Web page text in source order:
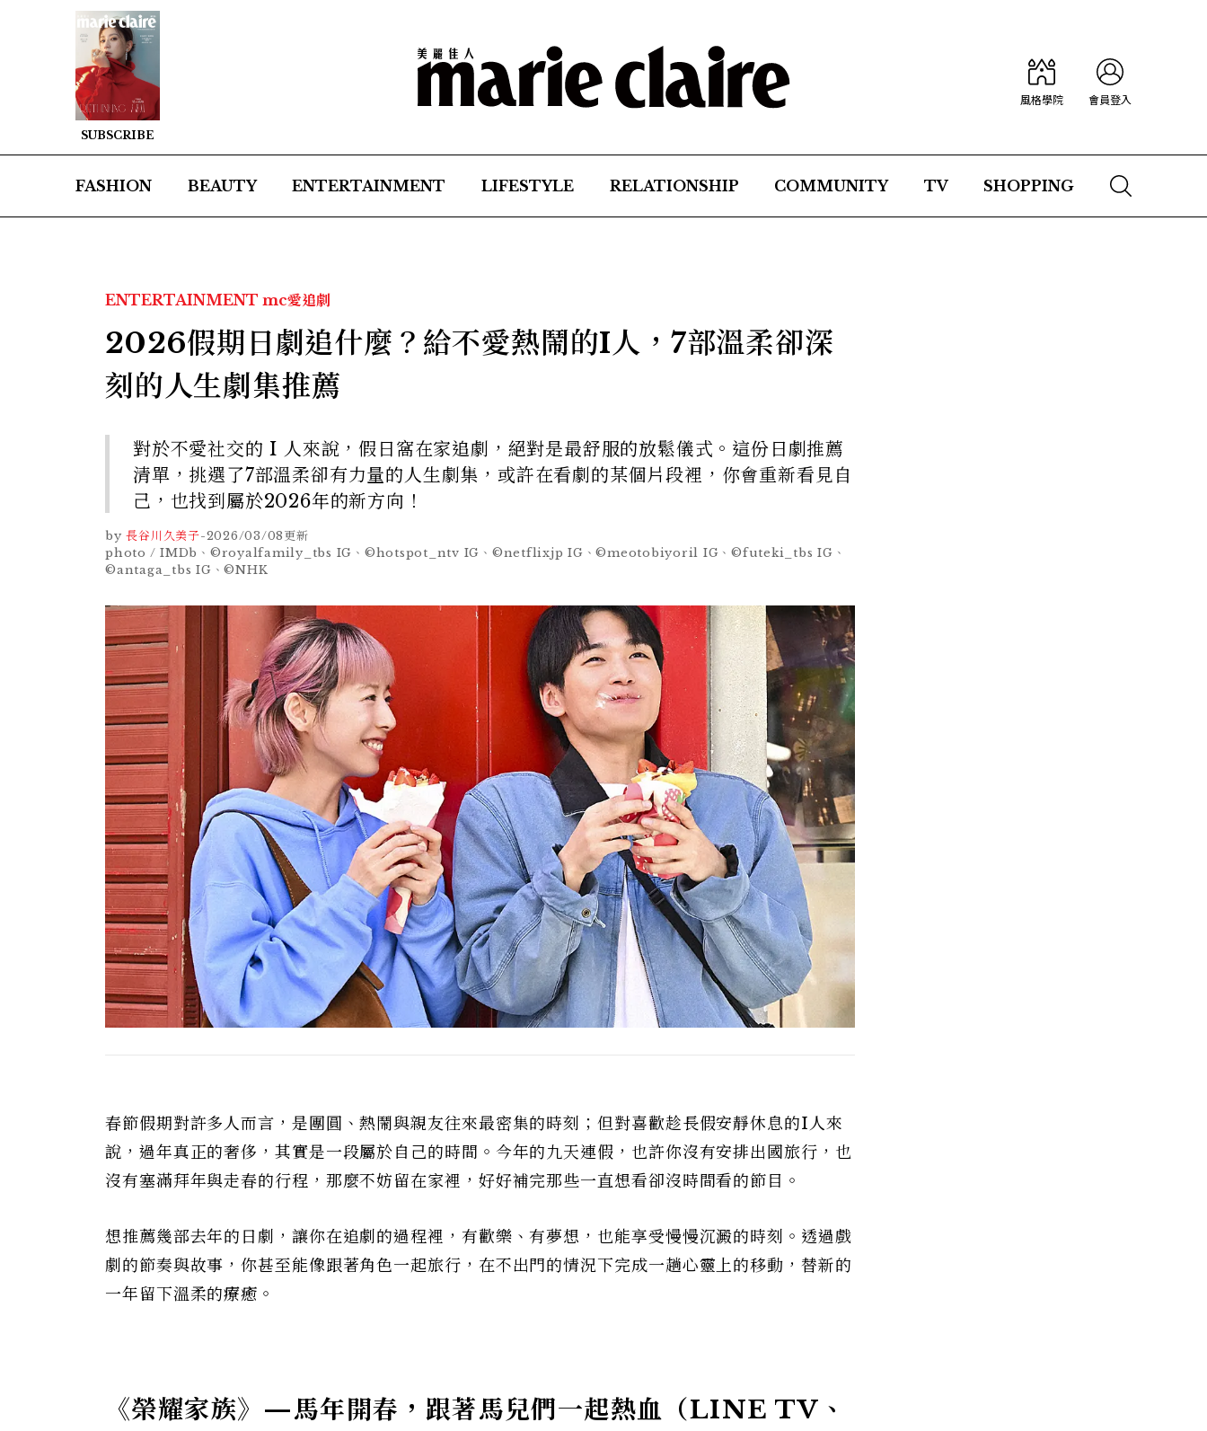
SUBSCRIBE
風格學院 會員登入
FASHION BEAUTY ENTERTAINMENT LIFESTYLE RELATIONSHIP COMMUNITY TV SHOPPING
ENTERTAINMENT mc愛追劇
2026假期日劇追什麼？給不愛熱鬧的I人，7部溫柔卻深
刻的人生劇集推薦
對於不愛社交的 I 人來說，假日窩在家追劇，絕對是最舒服的放鬆儀式。這份日劇推薦
清單，挑選了7部溫柔卻有力量的人生劇集，或許在看劇的某個片段裡，你會重新看見自
己，也找到屬於2026年的新方向！
by 長谷川久美子-2026/03/08更新
photo / IMDb、©royalfamily_tbs IG、©hotspot_ntv IG、©netflixjp IG、©meotobiyoril IG、©futeki_tbs IG、
©antaga_tbs IG、©NHK
春節假期對許多人而言，是團圓、熱鬧與親友往來最密集的時刻；但對喜歡趁長假安靜休息的I人來
說，過年真正的奢侈，其實是一段屬於自己的時間。今年的九天連假，也許你沒有安排出國旅行，也
沒有塞滿拜年與走春的行程，那麼不妨留在家裡，好好補完那些一直想看卻沒時間看的節目。
想推薦幾部去年的日劇，讓你在追劇的過程裡，有歡樂、有夢想，也能享受慢慢沉澱的時刻。透過戲
劇的節奏與故事，你甚至能像跟著角色一起旅行，在不出門的情況下完成一趟心靈上的移動，替新的
一年留下溫柔的療癒。
《榮耀家族》—馬年開春，跟著馬兒們一起熱血（LINE TV、